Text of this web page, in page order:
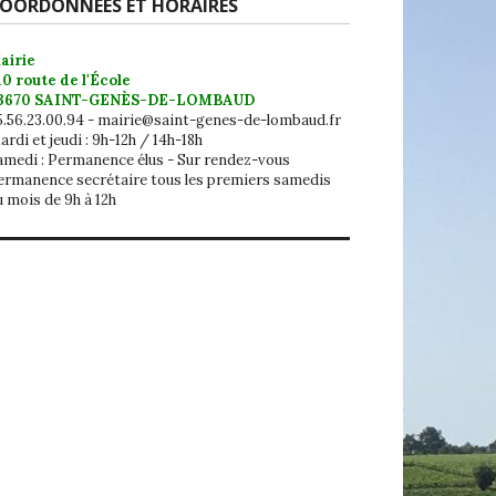
ET HORAIRES
route de l'École
SAINT-GENÈS-DE-LOMBAUD
- mairie@saint-genes-de-lombaud.fr
et jeudi : 9h-12h / 14h-18h
: Permanence élus - Sur rendez-vous
secrétaire tous les premiers samedis
mois de 9h à 12h